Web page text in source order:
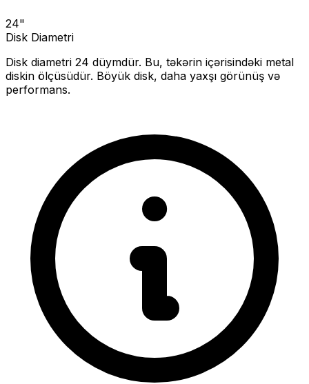
24"
Disk Diametri
Disk diametri 24 düymdür. Bu, təkərin içərisindəki metal
diskin ölçüsüdür. Böyük disk, daha yaxşı görünüş və
performans.